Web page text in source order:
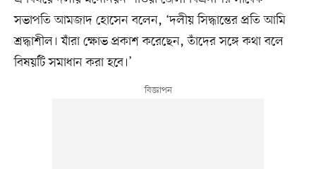
সভাপতি আমজাদ হোসেন বলেন, ‘দলীয় সিদ্ধান্তের প্রতি আমি
শ্রদ্ধাশীল। যাঁরা ক্ষোভ প্রকাশ করেছেন, তাঁদের সঙ্গে কথা বলে
বিষয়টি সমাধান করা হবে।’